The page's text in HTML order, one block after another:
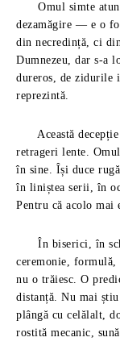
Omul simte
dezamăgire — e o
din necredință, ci
Dumnezeu, dar s-a
dureros, de zidurile
reprezintă.
Această decepție
retrageri lente.
în sine. Își duce
în liniștea serii, în
Pentru că acolo mai
În biserici, în
ceremonie,
nu o trăiesc. O
distanță. Nu mai
plângă cu celălalt,
rostită mecanic,